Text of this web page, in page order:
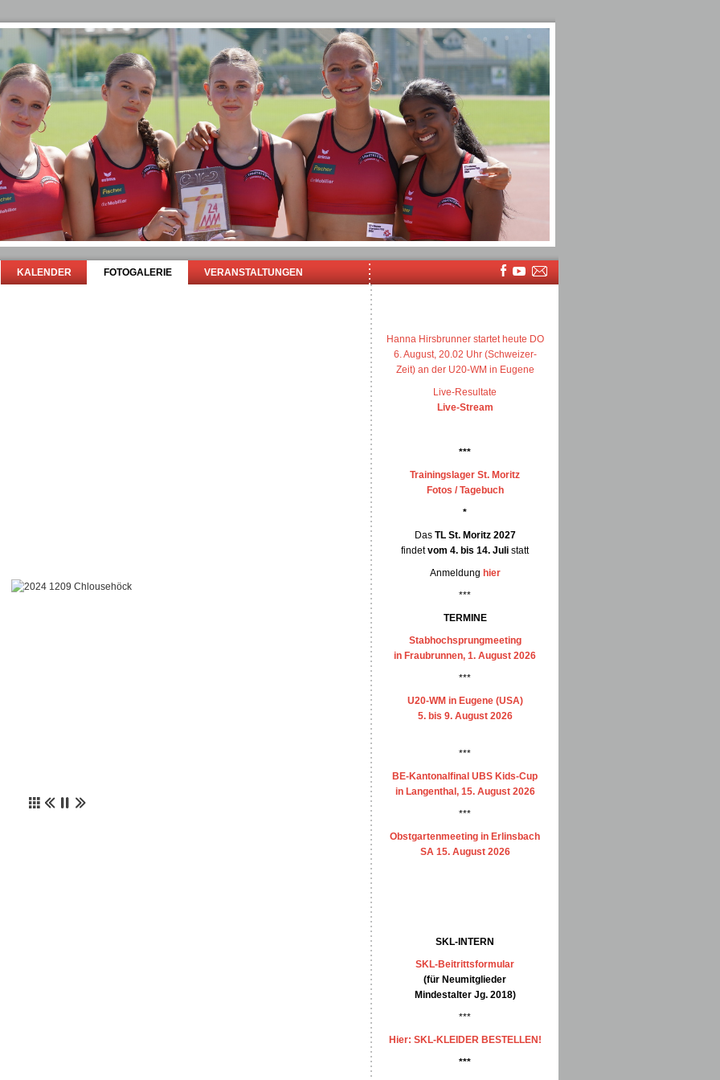
KALENDER FOTOGALERIE VERANSTALTUNGEN
Hanna Hirsbrunner startet heute DO
6. August, 20.02 Uhr (Schweizer-
Zeit) an der U20-WM in Eugene
Live-Resultate
Live-Stream
***
Trainingslager St. Moritz
Fotos / Tagebuch
*
Das TL St. Moritz 2027
findetvom 4. bis 14. Juli statt
Anmeldung hier
***
TERMINE
Stabhochsprungmeeting
in Fraubrunnen, 1. August 2026
***
U20-WM in Eugene (USA)
5. bis 9. August 2026
***
BE-Kantonalfinal UBS Kids-Cup
in Langenthal, 15. August 2026
***
Obstgartenmeeting in Erlinsbach
SA 15. August 2026
SKL-INTERN
SKL-Beitrittsformular
(für Neumitglieder
Mindestalter Jg. 2018)
***
Hier: SKL-KLEIDER BESTELLEN!
***